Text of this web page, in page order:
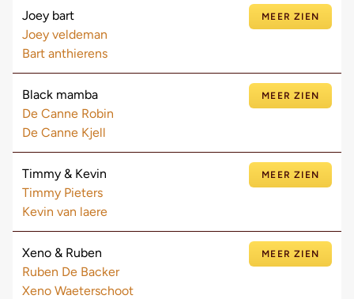
Joey bart
Joey veldeman
Bart anthierens
MEER ZIEN
Black mamba
De Canne Robin
De Canne Kjell
MEER ZIEN
Timmy & Kevin
Timmy Pieters
Kevin van laere
MEER ZIEN
Xeno & Ruben
Ruben De Backer
Xeno Waeterschoot
MEER ZIEN